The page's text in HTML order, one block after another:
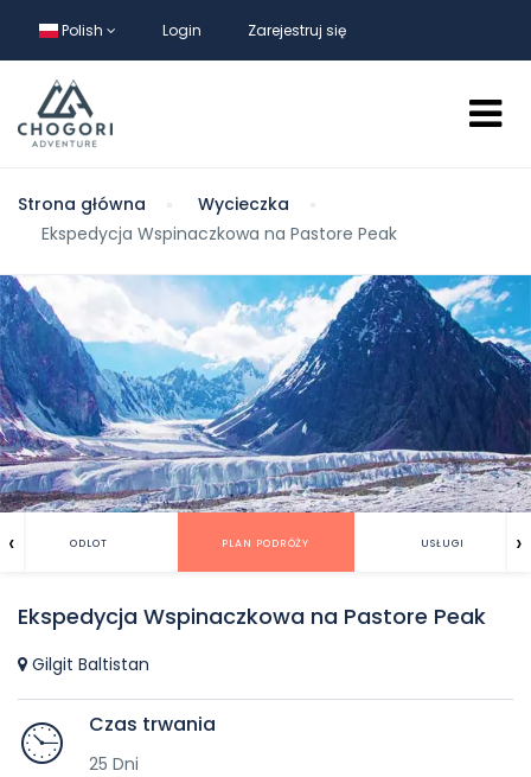
Polish Login Zarejestruj się
Strona główna
Wycieczka
Ekspedycja Wspinaczkowa na Pastore Peak
ODLOT PLAN PODRÓŻY USŁUGI
‹ ›
Ekspedycja Wspinaczkowa na Pastore Peak
Gilgit Baltistan
Czas trwania
25 Dni